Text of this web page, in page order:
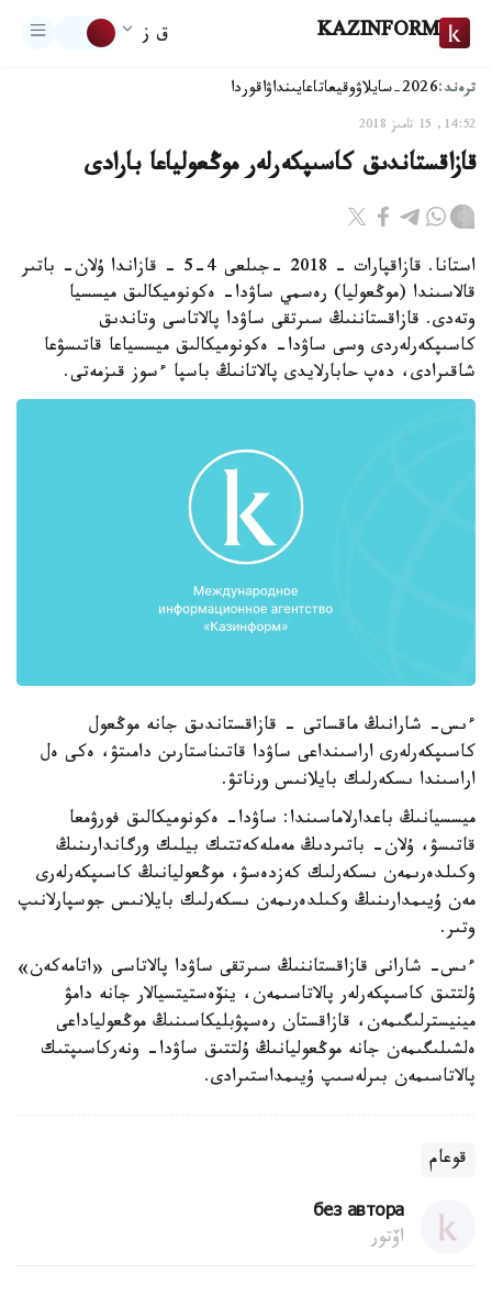
KAZINFORM ق ز
ترەند:2026-سايلاۋ وقيعاتاعايىنداۋاقوردا
14:52, 15 تامىز 2018
قازاقستاندىق كاسىپكەرلەر موڭعولياعا بارادى
استانا. قازاقپارات - 2018 -جىلعى 4-5 - قازاندا ۇلان- باتىر
قالاسىندا (موڭعوليا) رەسمي ساۋدا- ەكونوميكالىق ميسسيا
وتەدى. قازاقستاننىڭ سىرتقى ساۋدا پالاتاسى وتاندىق
كاسىپكەرلەردى وسى ساۋدا- ەكونوميكالىق ميسسياعا قاتىسۋعا
شاقىرادى، دەپ حابارلايدى پالاتانىڭ باسپا ءسوز قىزمەتى.
ءىس- شارانىڭ ماقساتى - قازاقستاندىق جانە موڭعول
كاسىپكەرلەرى اراسىنداعى ساۋدا قاتىناستارىن دامىتۋ، ەكى ەل
اراسىندا ىسكەرلىك بايلانىس ورناتۋ.
ميسسيانىڭ باعدارلاماسىندا: ساۋدا- ەكونوميكالىق فورۋمعا
قاتىسۋ، ۇلان- باتىردىڭ مەملەكەتتىك بيلىك ورگاندارىنىڭ
وكىلدەرىمەن ىسكەرلىك كەزدەسۋ، موڭعوليانىڭ كاسىپكەرلەرى
مەن ۇيىمدارىنىڭ وكىلدەرىمەن ىسكەرلىك بايلانىس جوسپارلانىپ
وتىر.
ءىس- شارانى قازاقستاننىڭ سىرتقى ساۋدا پالاتاسى «اتامەكەن»
ۇلتتىق كاسىپكەرلەر پالاتاسىمەن، ينۆەستيتسيالار جانە دامۋ
مينيسترلىگىمەن، قازاقستان رەسپۋبليكاسىنىڭ موڭعولياداعى
ەلشىلىگىمەن جانە موڭعوليانىڭ ۇلتتىق ساۋدا- ونەركاسىپتىك
پالاتاسىمەن بىرلەسىپ ۇيىمداستىرادى.
قوعام
без автора
اۆتور